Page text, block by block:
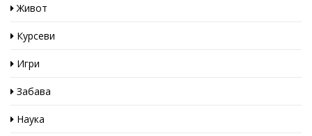
Живот
Курсеви
Игри
Забава
Наука